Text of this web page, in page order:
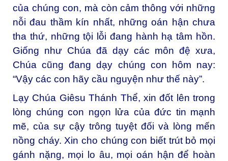
của chúng con, mà còn cảm thông với những
nỗi đau thầm kín nhất, những oán hận chưa
tha thứ, những tội lỗi đang hành hạ tâm hồn.
Giống như Chúa đã dạy các môn đệ xưa,
Chúa cũng đang dạy chúng con hôm nay:
“Vậy các con hãy cầu nguyện như thế này”.
Lạy Chúa Giêsu Thánh Thể, xin đốt lên trong
lòng chúng con ngọn lửa của đức tin mạnh
mẽ, của sự cậy trông tuyệt đối và lòng mến
nồng cháy. Xin cho chúng con biết trút bỏ mọi
gánh nặng, mọi lo âu, mọi oán hận để hoàn